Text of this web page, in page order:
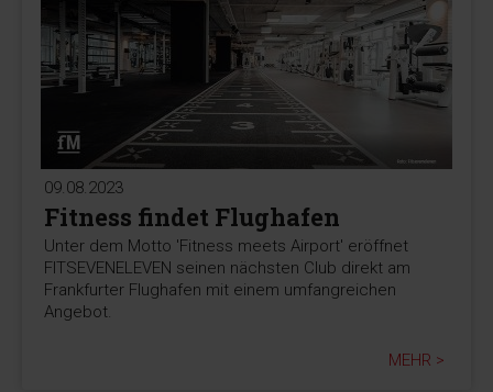
09.08.2023
Fitness findet Flughafen
Unter dem Motto 'Fitness meets Airport' eröffnet
FITSEVENELEVEN seinen nächsten Club direkt am
Frankfurter Flughafen mit einem umfangreichen
Angebot.
MEHR >